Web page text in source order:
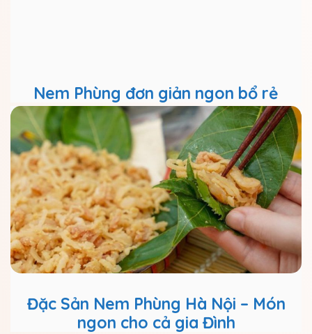
Nem Phùng đơn giản ngon bổ rẻ
Đặc Sản Nem Phùng Hà Nội – Món
ngon cho cả gia Đình